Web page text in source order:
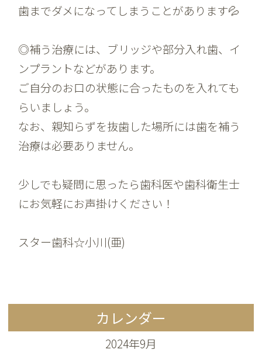
歯までダメになってしまうことがあります💦
◎補う治療には、ブリッジや部分入れ歯、イ
ンプラントなどがあります。
ご自分のお口の状態に合ったものを入れても
らいましょう。
なお、親知らずを抜歯した場所には歯を補う
治療は必要ありません。
少しでも疑問に思ったら歯科医や歯科衛生士
にお気軽にお声掛けください！
スター歯科☆小川(亜)
カレンダー
2024年9月